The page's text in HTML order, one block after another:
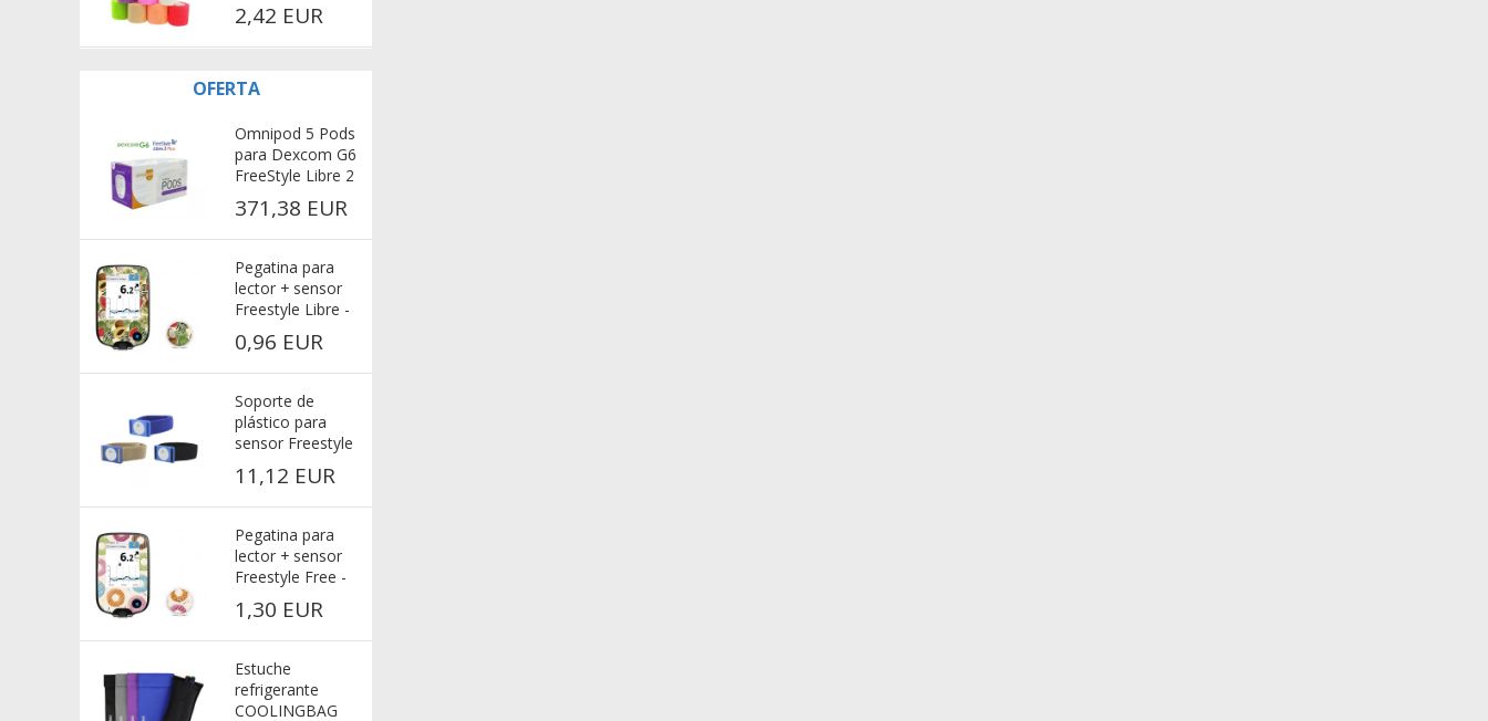
2,42 EUR
OFERTA
Omnipod 5 Pods
para Dexcom G6
FreeStyle Libre 2
Plus
371,38 EUR
Pegatina para
lector + sensor
Freestyle Libre -
Frutas exóticas
0,96 EUR
Soporte de
plástico para
sensor Freestyle
Libre 3 Azul
11,12 EUR
Pegatina para
lector + sensor
Freestyle Free -
Donas
1,30 EUR
Estuche
refrigerante
COOLINGBAG